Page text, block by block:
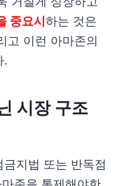
중요시 하는 것은
고 이런 아마존의
.
시장 구조
지법 또는 반독점